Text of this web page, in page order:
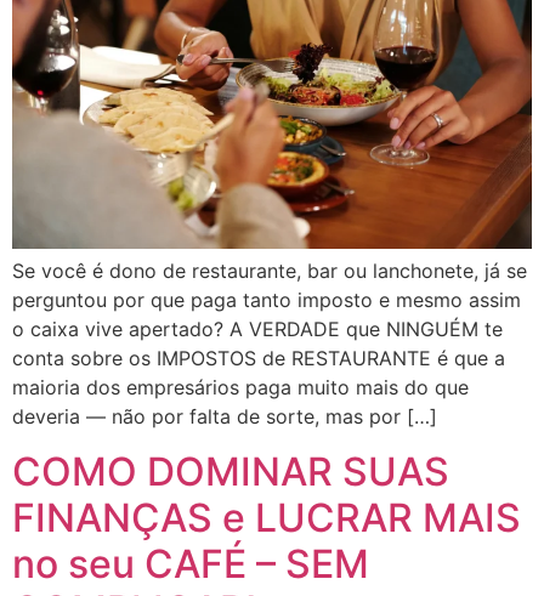
Se você é dono de restaurante, bar ou lanchonete, já se
perguntou por que paga tanto imposto e mesmo assim
o caixa vive apertado? A VERDADE que NINGUÉM te
conta sobre os IMPOSTOS de RESTAURANTE é que a
maioria dos empresários paga muito mais do que
deveria — não por falta de sorte, mas por […]
COMO DOMINAR SUAS
FINANÇAS e LUCRAR MAIS
no seu CAFÉ – SEM